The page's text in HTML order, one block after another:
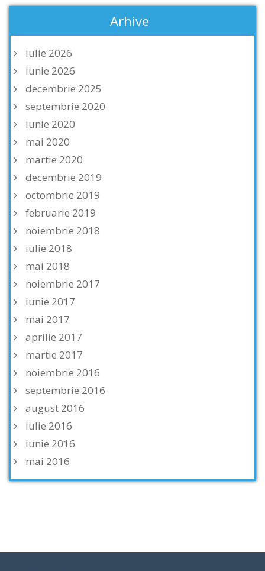
Arhive
iulie 2026
iunie 2026
decembrie 2025
septembrie 2020
iunie 2020
mai 2020
martie 2020
decembrie 2019
octombrie 2019
februarie 2019
noiembrie 2018
iulie 2018
mai 2018
noiembrie 2017
iunie 2017
mai 2017
aprilie 2017
martie 2017
noiembrie 2016
septembrie 2016
august 2016
iulie 2016
iunie 2016
mai 2016